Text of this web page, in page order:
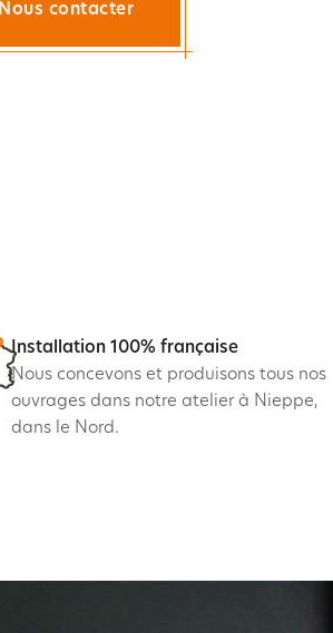
Nous contacter
Installation 100% française
Nous concevons et produisons tous nos
ouvrages dans notre atelier à Nieppe,
dans le Nord.